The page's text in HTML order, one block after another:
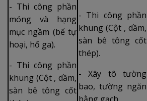
- Thi công phần
móng và hạng
mục ngầm (bể tự
hoại, hố ga).
- Thi công phần
khung (Cột , dầm,
sàn bê tông cốt
- Thi công phần
khung (Cột , dầm,
sàn bê tông cốt
thép).
- Xây tô tường
bao, tường ngăn